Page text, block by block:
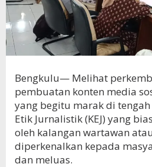
Bengkulu— Melihat
pembuatan konten media
yang begitu marak di
Etik Jurnalistik (KEJ) yang
oleh kalangan wartawan
diperkenalkan kepada
dan meluas.